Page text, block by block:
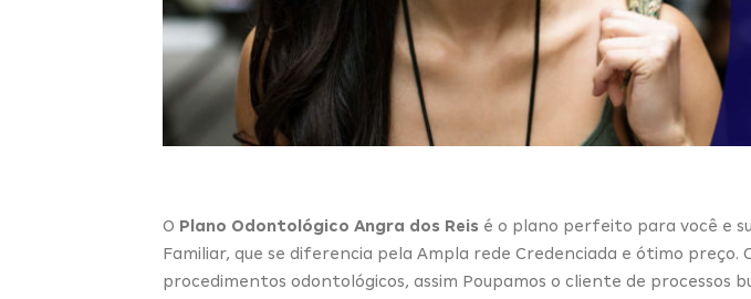
O Plano Odontológico Angra dos Reis é o plano perfeito para você e
Familiar, que se diferencia pela Ampla rede Credenciada e ótimo preço.
procedimentos odontológicos, assim Poupamos o cliente de processos